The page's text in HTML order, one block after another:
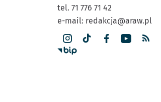
tel. 71 776 71 42
e-mail: redakcja@araw.pl